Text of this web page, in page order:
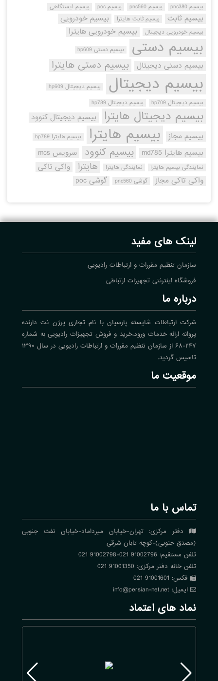
بیسیم pnc380 بیسیم pnc560 بیسیم poc بیسیم ایستگاهی
بیسیم ثابت بیسیم ثابت هایترا بیسیم خودرویی
بیسیم خودرویی دیجیتال بیسیم خودرویی هایترا
بیسیم دستی بیسیم دستی hp609
بیسیم دستی دیجیتال بیسیم دستی هایترا
بیسیم دیجیتال
بیسیم دیجیتال hp609
بیسیم دیجیتال hp709
بیسیم دیجیتال hp789
بیسیم دیجیتال هایترا
بیسیم دیجیتال کنوود
بیسیم مجاز
بیسیم هایترا بیسیم هایترا hp789
بیسیم هایترا md785 بیسیم کنوود سرویس mcs
نمایندگی بیسیم هایترا نمایندگی هایترا هایترا
واکی تاکی
واکی تاکی مجاز
گوشی pnc560 گوشی poc
لینک های مفید
سازمان تنظیم مقررات و ارتباطات رادیویی
فروشگاه اینترنتی تجهیزات ارتباطی
درباره ما
شرکت ارتباطات شایسته پارسیان با نام تجاری پرژن نت دارنده
پروانه ارائه خدمات ورود،خرید و فروش تجهیزات رادیویی به شماره
۲۴۷-۶۸ از سازمان تنظیم مقررات و ارتباطات رادیویی در سال ۱۳۹۰
تاسیس گردید.
موقعیت ما
تماس با ما
دفتر مرکزی: تهران-خیابان میرداماد-خیابان نفت جنوبی
(مصدق جنوبی)-کوچه تابان شرقی
تلفن مستقیم: 91002796 021-91002798 021
تلفن خانه دفتر مرکزی: 91001350 021
فکس: 91001601 021
ایمیل: info@persian-net.net
نماد های اعتماد